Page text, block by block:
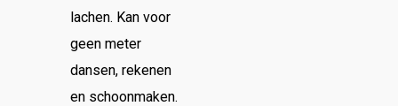
lachen. Kan voor
geen meter
dansen, rekenen
en schoonmaken.